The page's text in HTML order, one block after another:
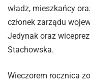
władz, mieszkańcy
członek zarządu
Jedynak oraz
Stachowska.
Wieczorem rocznica